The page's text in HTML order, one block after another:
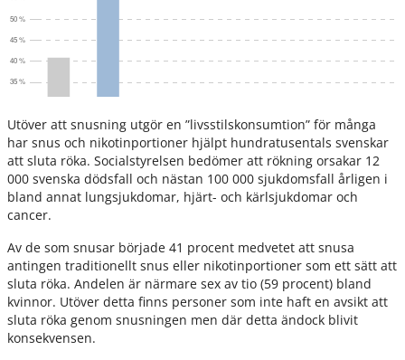
Utöver att snusning utgör en ”livsstilskonsumtion” för många
har snus och nikotinportioner hjälpt hundratusentals svenskar
att sluta röka. Socialstyrelsen bedömer att rökning orsakar 12
000 svenska dödsfall och nästan 100 000 sjukdomsfall årligen i
bland annat lungsjukdomar, hjärt- och kärlsjukdomar och
cancer.
Av de som snusar började 41 procent medvetet att snusa
antingen traditionellt snus eller nikotinportioner som ett sätt att
sluta röka. Andelen är närmare sex av tio (59 procent) bland
kvinnor. Utöver detta finns personer som inte haft en avsikt att
sluta röka genom snusningen men där detta ändock blivit
konsekvensen.